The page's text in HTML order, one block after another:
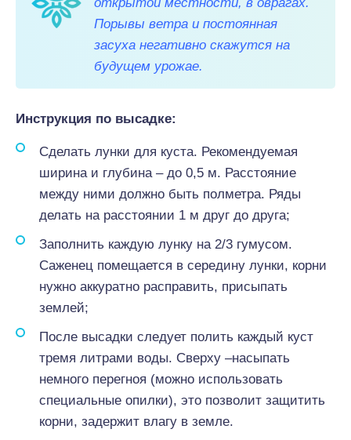
Порывы ветра и постоянная
засуха негативно скажутся на
будущем урожае.
Инструкция по высадке:
Сделать лунки для куста. Рекомендуемая
ширина и глубина – до 0,5 м. Расстояние
между ними должно быть полметра. Ряды
делать на расстоянии 1 м друг до друга;
Заполнить каждую лунку на 2/3 гумусом.
Саженец помещается в середину лунки, корни
нужно аккуратно расправить, присыпать
землей;
После высадки следует полить каждый куст
тремя литрами воды. Сверху –насыпать
немного перегноя (можно использовать
специальные опилки), это позволит защитить
корни, задержит влагу в земле.